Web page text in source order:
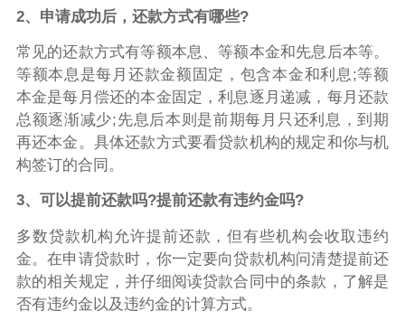
2、申请成功后，还款方式有哪些?
常见的还款方式有等额本息、等额本金和先息后本等。
等额本息是每月还款金额固定，包含本金和利息;等额
本金是每月偿还的本金固定，利息逐月递减，每月还款
总额逐渐减少;先息后本则是前期每月只还利息，到期
再还本金。具体还款方式要看贷款机构的规定和你与机
构签订的合同。
3、可以提前还款吗?提前还款有违约金吗?
多数贷款机构允许提前还款，但有些机构会收取违约
金。在申请贷款时，你一定要向贷款机构问清楚提前还
款的相关规定，并仔细阅读贷款合同中的条款，了解是
否有违约金以及违约金的计算方式。